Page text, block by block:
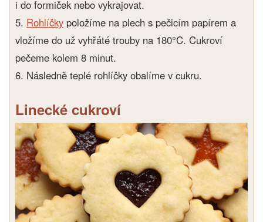
i do formiček nebo vykrajovat.
5. Rohlíčky položíme na plech s pečicím papírem a
vložíme do už vyhřáté trouby na 180°C. Cukroví
pečeme kolem 8 minut.
6. Následně teplé rohlíčky obalíme v cukru.
Linecké cukroví